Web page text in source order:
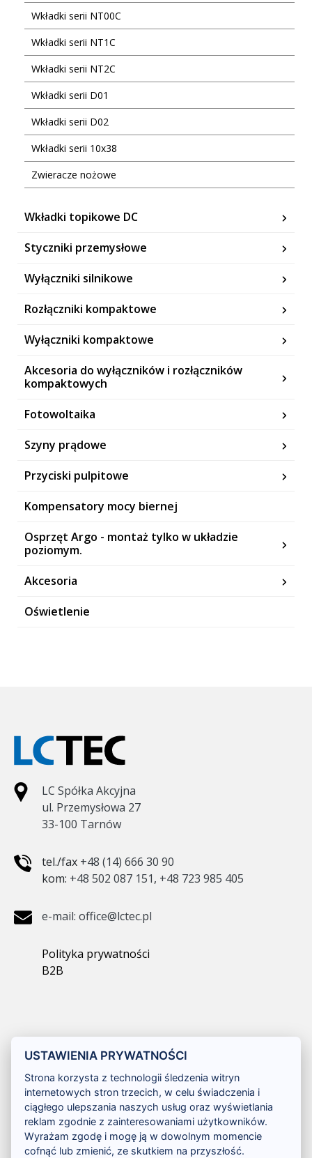
Wkładki serii NT00C
Wkładki serii NT1C
Wkładki serii NT2C
Wkładki serii D01
Wkładki serii D02
Wkładki serii 10x38
Zwieracze nożowe
Wkładki topikowe DC
Styczniki przemysłowe
Wyłączniki silnikowe
Rozłączniki kompaktowe
Wyłączniki kompaktowe
Akcesoria do wyłączników i rozłączników
kompaktowych
Fotowoltaika
Szyny prądowe
Przyciski pulpitowe
Kompensatory mocy biernej
Osprzęt Argo - montaż tylko w układzie
poziomym.
Akcesoria
Oświetlenie
LC Spółka Akcyjna
ul. Przemysłowa 27
33-100 Tarnów
tel./fax +48 (14) 666 30 90
kom: +48 502 087 151, +48 723 985 405
e-mail: office@lctec.pl
Polityka prywatności
B2B
USTAWIENIA PRYWATNOŚCI
Strona korzysta z technologii śledzenia witryn
internetowych stron trzecich, w celu świadczenia i
ciągłego ulepszania naszych usług oraz wyświetlania
reklam zgodnie z zainteresowaniami użytkowników.
Wyrażam zgodę i mogę ją w dowolnym momencie
cofnąć lub zmienić, ze skutkiem na przyszłość.